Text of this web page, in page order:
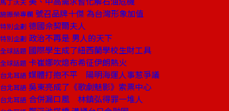
施振榮專欄 號召品牌十傑 為台灣形象加值
特別企劃 德國佘契爾夫人
特別企劃 政治不再是 男人的天下
全球話題 國際學生成了紐西蘭學校生財工具
全球話題 卡崔娜吹熄布希征伊朗熱火
台北耳語 媒體打抱不平 陽明海運人事惹爭議
台北耳語 吳東亮成了《歌劇魅影》索票中心
台北耳語 合併漏口風 林鎮弘得罪一堆人